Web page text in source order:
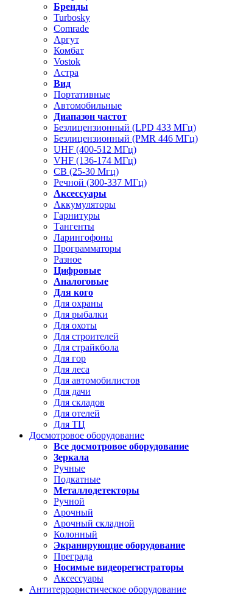
Бренды
Turbosky
Comrade
Аргут
Комбат
Vostok
Астра
Вид
Портативные
Автомобильные
Диапазон частот
Безлицензионный (LPD 433 МГц)
Безлицензионный (PMR 446 МГц)
UHF (400-512 МГц)
VHF (136-174 МГц)
CB (25-30 Мгц)
Речной (300-337 МГц)
Аксессуары
Аккумуляторы
Гарнитуры
Тангенты
Ларингофоны
Программаторы
Разное
Цифровые
Аналоговые
Для кого
Для охраны
Для рыбалки
Для охоты
Для строителей
Для страйкбола
Для гор
Для леса
Для автомобилистов
Для дачи
Для складов
Для отелей
Для ТЦ
Досмотровое оборудование
Все досмотровое оборудование
Зеркала
Ручные
Подкатные
Металлодетекторы
Ручной
Арочный
Арочный складной
Колонный
Экранирующие оборудование
Преграда
Носимые видеорегистраторы
Аксессуары
Антитеррористическое оборудование